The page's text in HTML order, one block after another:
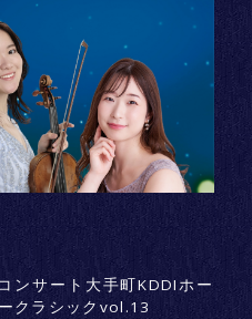
サート大手町KDDIホー
クラシックvol.13